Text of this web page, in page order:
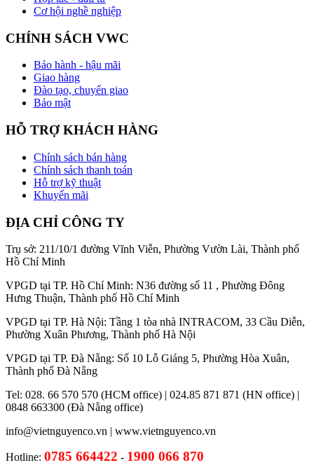
Cơ hội nghề nghiệp
CHÍNH SÁCH VWC
Bảo hành - hậu mãi
Giao hàng
Đào tạo, chuyển giao
Bảo mật
HỖ TRỢ KHÁCH HÀNG
Chính sách bán hàng
Chính sách thanh toán
Hỗ trợ kỹ thuật
Khuyến mãi
ĐỊA CHỈ CÔNG TY
Trụ sở: 211/10/1 đường Vĩnh Viễn, Phường Vườn Lài, Thành phố
Hồ Chí Minh
VPGD tại TP. Hồ Chí Minh: N36 đường số 11 , Phường Đông
Hưng Thuận, Thành phố Hồ Chí Minh
VPGD tại TP. Hà Nội: Tầng 1 tòa nhà INTRACOM, 33 Cầu Diễn,
Phường Xuân Phương, Thành phố Hà Nội
VPGD tại TP. Đà Nẵng: Số 10 Lỗ Giáng 5, Phường Hòa Xuân,
Thành phố Đà Nẵng
Tel: 028. 66 570 570 (HCM office) | 024.85 871 871 (HN office) |
0848 663300 (Đà Nẵng office)
info@vietnguyenco.vn | www.vietnguyenco.vn
Hotline: 0785 664422 - 1900 066 870